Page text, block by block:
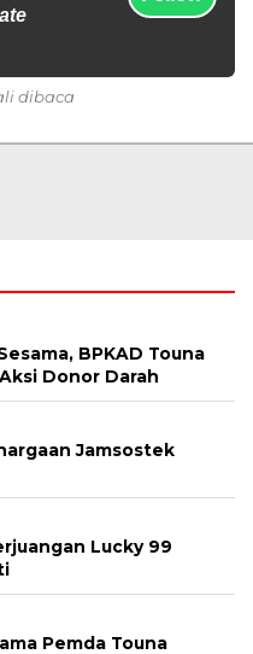
dibaca
BPKAD Touna
Donor Darah
Jamsostek
Lucky 99
Pemda Touna